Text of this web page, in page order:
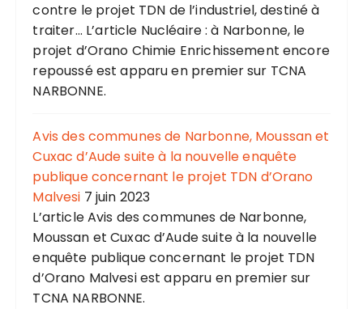
contre le projet TDN de l’industriel, destiné à
traiter... L’article Nucléaire : à Narbonne, le
projet d’Orano Chimie Enrichissement encore
repoussé est apparu en premier sur TCNA
NARBONNE.
Avis des communes de Narbonne, Moussan et
Cuxac d’Aude suite à la nouvelle enquête
publique concernant le projet TDN d’Orano
Malvesi 7 juin 2023
L’article Avis des communes de Narbonne,
Moussan et Cuxac d’Aude suite à la nouvelle
enquête publique concernant le projet TDN
d’Orano Malvesi est apparu en premier sur
TCNA NARBONNE.